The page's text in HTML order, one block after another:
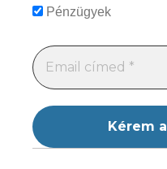
Pénzügyek